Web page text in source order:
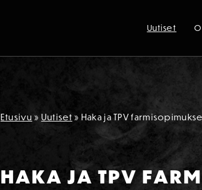
Uutiset
Etusivu » Uutiset » Haka ja TPV
HAKA JA TPV